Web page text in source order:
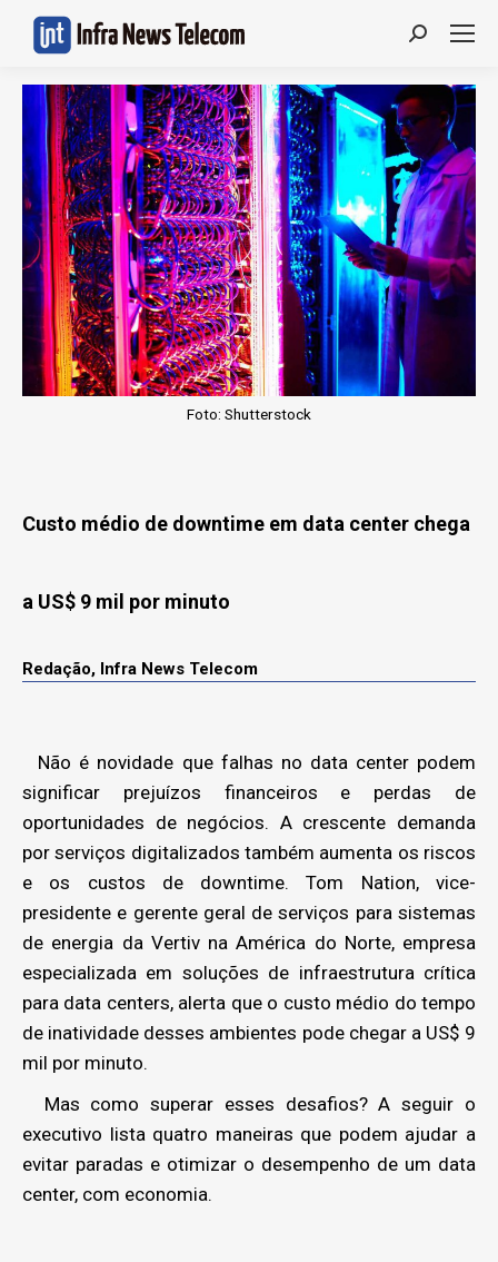
Search:
Foto: Shutterstock
Custo médio de downtime em data center chega
a US$ 9 mil por minuto
Redação, Infra News Telecom
Não é novidade que falhas no data center podem
significar prejuízos financeiros e perdas de
oportunidades de negócios. A crescente demanda
por serviços digitalizados também aumenta os riscos
e os custos de downtime. Tom Nation, vice-
presidente e gerente geral de serviços para sistemas
de energia da Vertiv na América do Norte, empresa
especializada em soluções de infraestrutura crítica
para data centers, alerta que o custo médio do tempo
de inatividade desses ambientes pode chegar a US$ 9
mil por minuto.
Mas como superar esses desafios? A seguir o
executivo lista quatro maneiras que podem ajudar a
evitar paradas e otimizar o desempenho de um data
center, com economia.